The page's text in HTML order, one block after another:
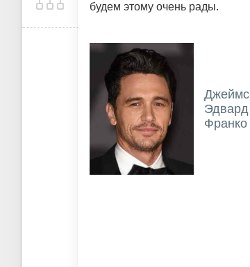
будем этому очень рады.
Джеймс
Эдвард
Франко